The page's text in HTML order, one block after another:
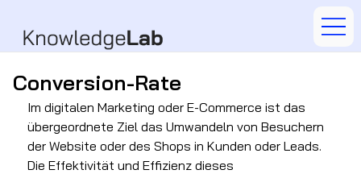
Conversion-Rate
Im digitalen Marketing oder E-Commerce ist das
übergeordnete Ziel das Umwandeln von Besuchern
der Website oder des Shops in Kunden oder Leads.
Die Effektivität und Effizienz dieses